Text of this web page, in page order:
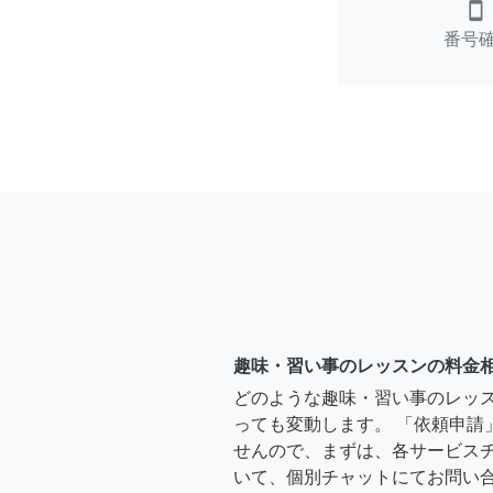
smartphone
番号
趣味・習い事のレッスンの料金
どのような趣味・習い事のレッ
っても変動します。 「依頼申
せんので、まずは、各サービス
いて、個別チャットにてお問い